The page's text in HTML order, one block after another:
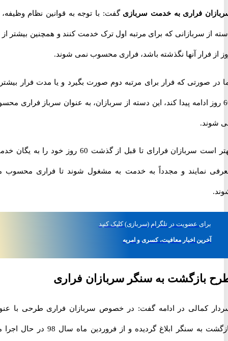
فراری به خدمت سربازیگفت: با توجه به قوانین نظام وظیفه، آن
دسته از سربازانی که برای مرتبه اول ترک خدمت کنند و همچنین بیشتر از 60
فرار آنها نگذشته باشد، فراری محسوب نمی شوند.
صورتی که فرار برای مرتبه دوم صورت بگیرد و یا مدت فرار بیشتر از
ادامه پیدا کند، این دسته از سربازان، به عنوان سرباز فراری محسوب
بهتر است سربازان فرارای تا قبل از گذشت 60 روز خود را به یگان خدمتی
نمایند و مجدداً به خدمت به مشغول شوند تا فراری محسوب می
عضویت در تلگرام(سربازی) کلیک کنید
آخرین اخبار معافیت، کسری و امریه
بازگشت به سنگر سربازان فراری
کمالی در ادامه گفت: در خصوص سربازان فراری طرحی با عنوان
بازگشت به سنگر ابلاغ گردیده و از فروردین ماه سال 98 در حال اجرا می